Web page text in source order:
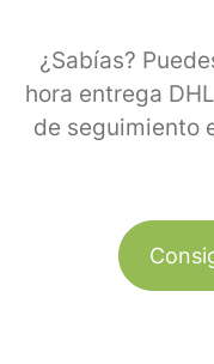
¿Sabías?
hora entrega
de seguimiento